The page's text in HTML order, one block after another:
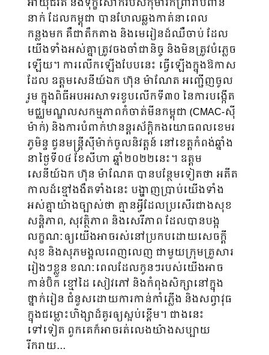
នាក់ ដែលកម្ពុជា បានហែលឆ្លងកាត់នាពេល
កន្លងមក គឺជាតឹកតាង និងមេរៀនដ៏ឈឺចាប់ ដែល
យើងទាំងអស់គ្នាត្រូវចងចាំជានិច្ច និងមិនត្រូវបំភ្លេច
ឡើយ។ ការលើកឡើងបែបនេះ ធ្វើឡើងក្នុងឱកាស
ដែល ឧត្តមសេនីយ៍ឯក ហ៊ុន ម៉ាណែត អញ្ជើញចូល
រួម ក្នុងពិធីអបអរសាទរខួបលើកទី៣០ នៃការបង្កើត
មជ្ឈមណ្ឌលសកម្មភាពកំចាត់មីនកម្ពុជា (CMAC-ស៊ី
ម៉ាក់) និងការបំពាក់ឋានន្តរស័ក្តិកងយោធពលខេមរ
ភូមិន្ទ ជូនមន្ត្រីស៊ីម៉ាក់ចូលនិវត្តន៍ នៅខេត្តកំពង់ឆ្នាំង
នាថ្ងៃទី០៤ ខែសីហា ឆ្នាំ២០២២នេះ។ ឧត្តម
សេនីយ៍ឯក ហ៊ុន ម៉ាណែត បានបន្ថែមទៀតថា អតីត
កាលដ៏ខ្មៅងងឹតទាំងនេះ បង្ហាញប្រាប់យើងទាំង
អស់គ្នាយ៉ាងច្បាស់ថា គ្មានអ្វីដែលប្រសើរជាងសុខ
សន្តិភាព, សុវត្ថិភាព និងសេរីភាព ដែលបានបង្ក
លក្ខណៈឲ្យយើងអាចរស់នៅប្រកបដោយសេចក្តី
សុខ និងសុភមង្គលពេញលេញ ជាមួយក្រុមគ្រួសារ
រៀងៗខ្លួន ខណៈពេលដែលកូនៗរបស់យើងអាច
កាន់ប៊ិក ខ្មៅដៃ សៀវភៅ និងកំពុងសិក្សានៅក្នុង
ថ្នាក់រៀន ជំនួសដោយការកាន់កាំភ្លើង និងសព្វាវុធ
ក្នុងជម្លោះហិង្សាដ៏គួរឲ្យស្អប់ខ្ពើម។ ជាងនេះ
ទៅទៀត ពួកគេក៏អាចរត់លេងយ៉ាងសប្បាយ
រីករាយ…